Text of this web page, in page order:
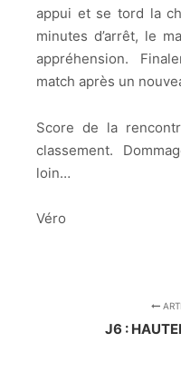
appui et se tord la
minutes d’arrêt, le
appréhension.
match après un
Score de la
classement.
loin…
Véro
J6 :